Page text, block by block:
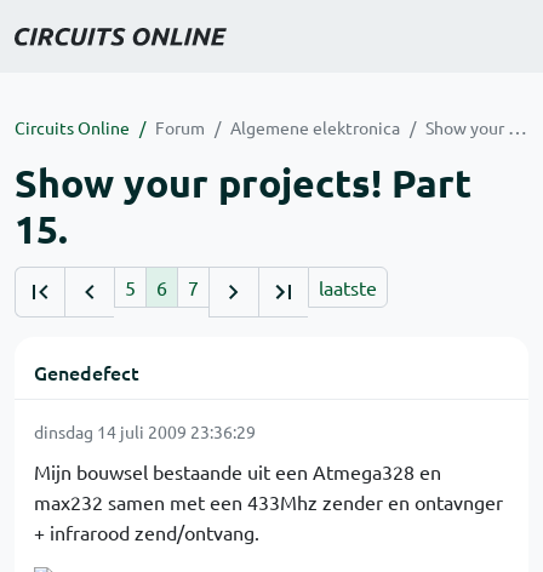
Circuits Online Forum Algemene elektronica Show your projects! Part 15.
Show your projects! Part
15.
5 6 7 laatste
Genedefect
dinsdag 14 juli 2009 23:36:29
Mijn bouwsel bestaande uit een Atmega328 en
max232 samen met een 433Mhz zender en ontavnger
+ infrarood zend/ontvang.